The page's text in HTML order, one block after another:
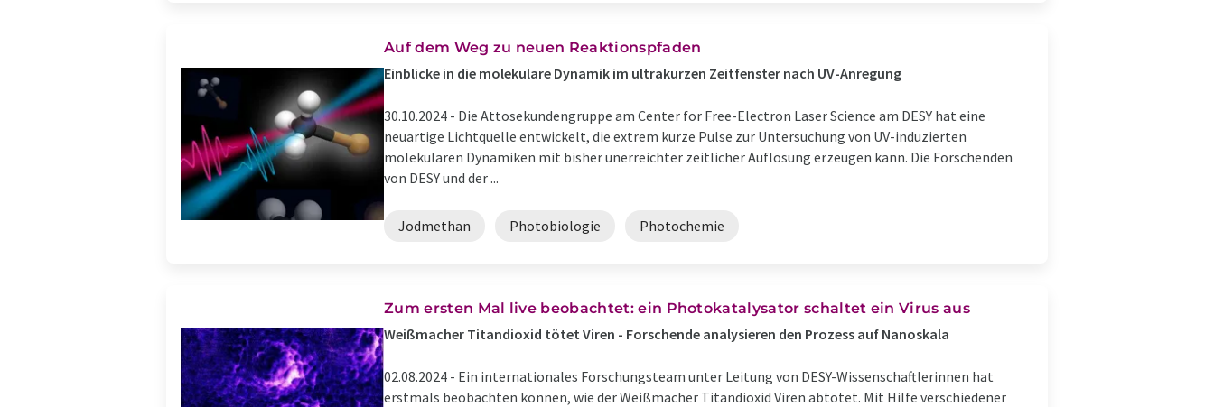
Auf dem Weg zu neuen Reaktionspfaden
Einblicke in die molekulare Dynamik im ultrakurzen Zeitfenster nach UV-Anregung
30.10.2024 - Die Attosekundengruppe am Center for Free-Electron Laser Science am DESY hat eine
neuartige Lichtquelle entwickelt, die extrem kurze Pulse zur Untersuchung von UV-induzierten
molekularen Dynamiken mit bisher unerreichter zeitlicher Auflösung erzeugen kann. Die Forschenden
von DESY und der ...
Jodmethan Photobiologie Photochemie
Zum ersten Mal live beobachtet: ein Photokatalysator schaltet ein Virus aus
Weißmacher Titandioxid tötet Viren - Forschende analysieren den Prozess auf Nanoskala
02.08.2024 - Ein internationales Forschungsteam unter Leitung von DESY-Wissenschaftlerinnen hat
erstmals beobachten können, wie der Weißmacher Titandioxid Viren abtötet. Mit Hilfe verschiedener